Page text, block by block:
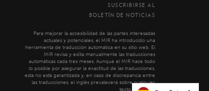
SUSCRIBIRSE AL
BOLETÍN DE NOTICIAS
Para mejorar la accesibilidad de las partes interesadas
actuales y potenciales, el MIR ha introducido una
herramienta de traducción automática en su sitio web. El
MIR revisa y edita manualmente las traducciones
automáticas cada tres meses. Aunque el MIR hace todo
lo posible por asegurar la exactitud de las traducciones,
esta no está garantizada y, en caso de discrepancia entre
las traducciones, el inglés prevalecerá sobre cualquier
texto traducido.